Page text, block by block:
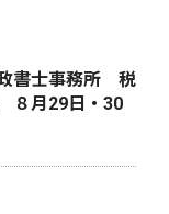
書士事務所 税
８月29日・30